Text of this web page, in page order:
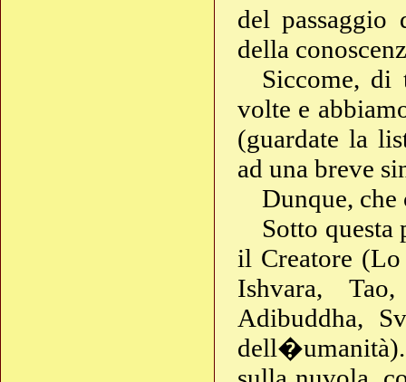
del
della
Siccome, di
volte e
(guardate la
ad una breve
Dunque,
Sotto
il Creatore (Lo
Ishvara,
Adibuddha,